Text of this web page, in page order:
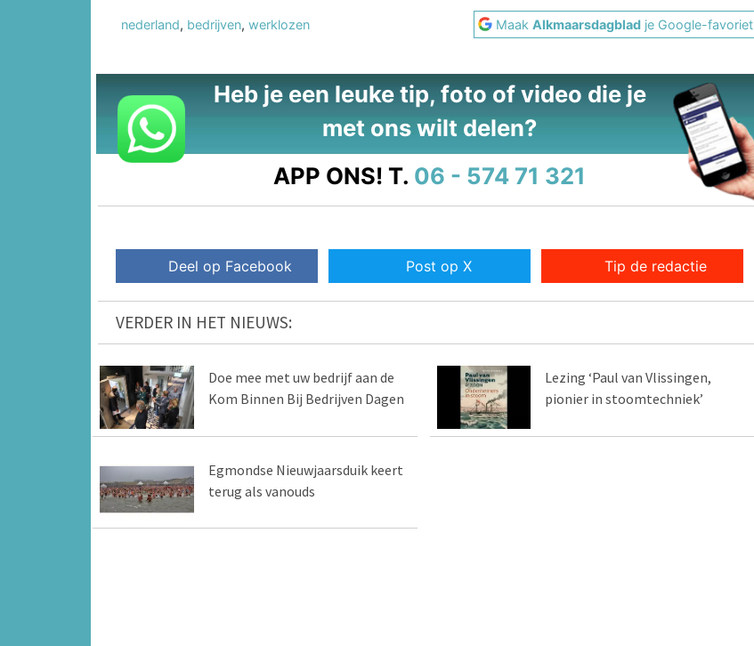
nederland, bedrijven, werklozen MaakAlkmaarsdagblad je Google-favoriet
Heb je een leuke tip, foto of video die je
met ons wilt delen?
APP ONS! T. 06 - 574 71 321
Deel op Facebook Post op X Tip de redactie
VERDER IN HET NIEUWS:
Doe mee met uw bedrijf aan de
Kom Binnen Bij Bedrijven Dagen
Lezing ‘Paul van Vlissingen,
pionier in stoomtechniek’
Egmondse Nieuwjaarsduik keert
terug als vanouds